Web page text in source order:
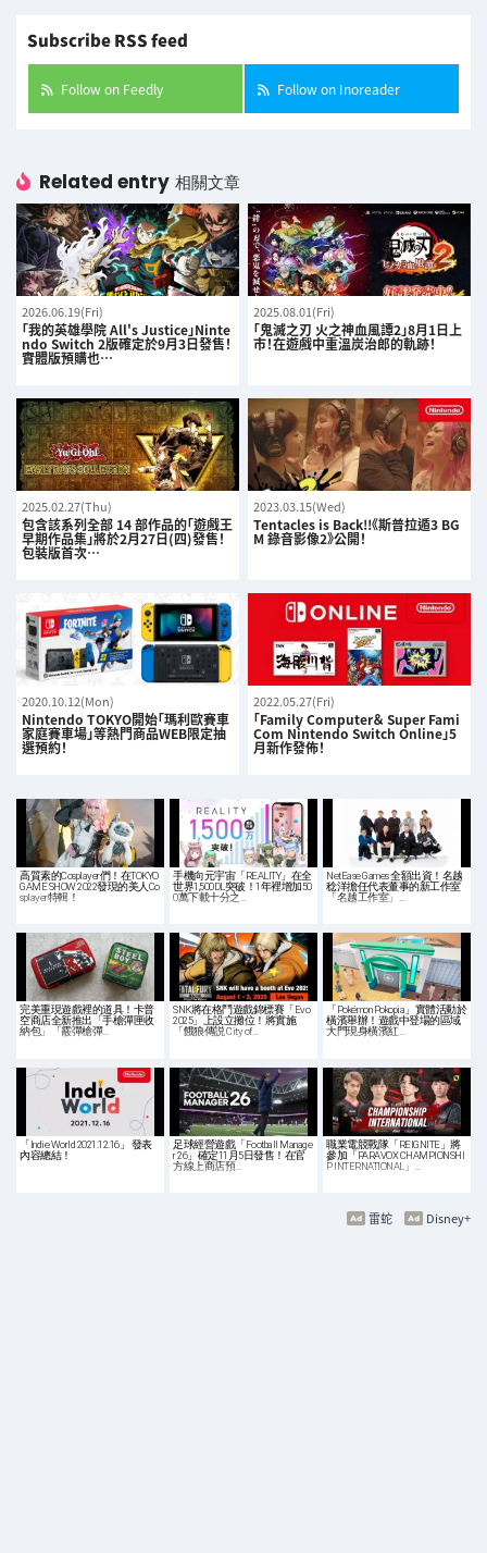
Subscribe RSS feed
Follow on Feedly Follow on Inoreader
Related entry 相關文章
2026.06.19(Fri)
「我的英雄學院 All's Justice」Ninte
ndo Switch 2版確定於9月3日發售！
實體版預購也…
2025.08.01(Fri)
「鬼滅之刃 火之神血風譚2」8月1日上
市！在遊戲中重溫炭治郎的軌跡！
2025.02.27(Thu)
包含該系列全部 14 部作品的「遊戲王
早期作品集」將於2月27日(四)發售！
包裝版首次…
2023.03.15(Wed)
Tentacles is Back!!《斯普拉遁3 BG
M 錄音影像2》公開！
2020.10.12(Mon)
Nintendo TOKYO開始「瑪利歐賽車
家庭賽車場」等熱門商品WEB限定抽
選預約！
2022.05.27(Fri)
「Family Computer＆ Super Fami
Com Nintendo Switch Online」5
月新作發佈！
高質素的Cosplayer們！在TOKYO
GAME SHOW 2022發現的美人Co
splayer特輯！
手機向元宇宙「REALITY」在全
世界1,500DL突破！1年裡增加50
0萬下載十分之…
NetEase Games 全額出資！名越
稔洋擔任代表董事的新工作室
「名越工作室」…
完美重現遊戲裡的道具！卡普
空商店全新推出「手槍彈匣收
納包」「霰彈槍彈…
SNK將在格鬥遊戲錦標賽「Evo
2025」上設立攤位！將實施
「餓狼傳説 City of…
「Pokémon Pokopia」實體活動於
橫濱舉辦！遊戲中登場的區域
大門現身橫濱紅…
「Indie World 2021.12.16」 發表
內容總結！
足球經營遊戲「Football Manage
r 26」確定11月5日發售！在官
方線上商店預…
職業電競戰隊「REIGNITE」將
參加「PARAVOX CHAMPIONSHI
P INTERNATIONAL」…
Disney+
雷蛇